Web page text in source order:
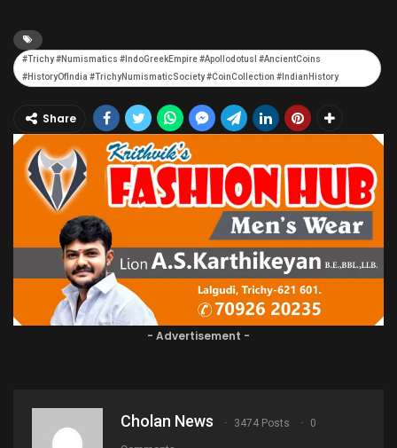
#Trichy #Numismatics #IndoGreekEmpire #ApollodotusI #AncientCoins
#HistoryOfIndia #TrichyNumismaticSociety #CoinCollection #IndianHistory
Share
- Advertisement -
Cholan News 3474 Posts 0